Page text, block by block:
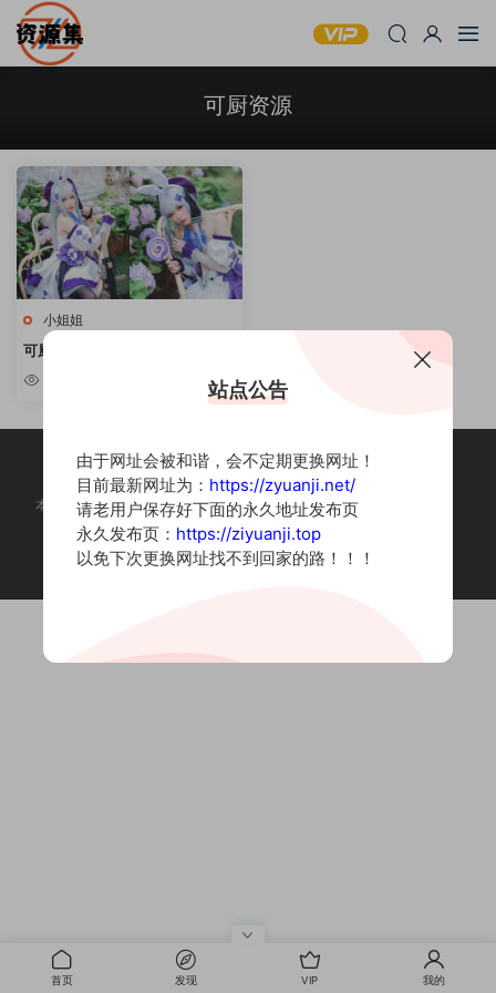
可厨资源
小姐姐
可厨 – 性感萌妹写真合集 [持续更
新]
本站为摄影写真图片网站，内容来自网络收集整理，仅作个人学习使用。
如有违法内容请联系删除
Copyright © 2022 资源集
首页 发现 VIP 我的
站点公告
由于网址会被和谐，会不定期更换网址！
目前最新网址为： https://zyuanji.net/
请老用户保存好下面的永久地址发布页
永久发布页： https://ziyuanji.top
以免下次更换网址找不到回家的路！！！